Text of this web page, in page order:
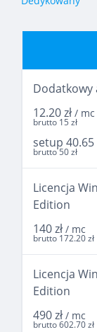
Dodatkowy
12.20 zł / mc
brutto 15 zł
setup 40.65
brutto 50 zł
Licencja
Edition
140 zł / mc
brutto 172.20 zł
Licencja
Edition
490 zł / mc
brutto 602.70 zł